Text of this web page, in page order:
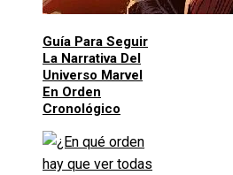
Guía Para Seguir
La Narrativa Del
Universo Marvel
En Orden
Cronológico